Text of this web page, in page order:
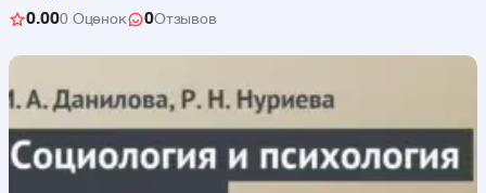
0.000 Оценок 0Отзывов